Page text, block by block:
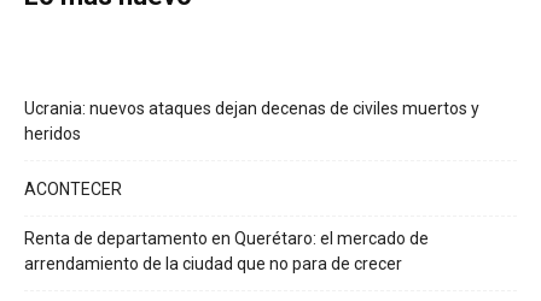
Ucrania: nuevos ataques dejan decenas de civiles muertos y
heridos
ACONTECER
Renta de departamento en Querétaro: el mercado de
arrendamiento de la ciudad que no para de crecer